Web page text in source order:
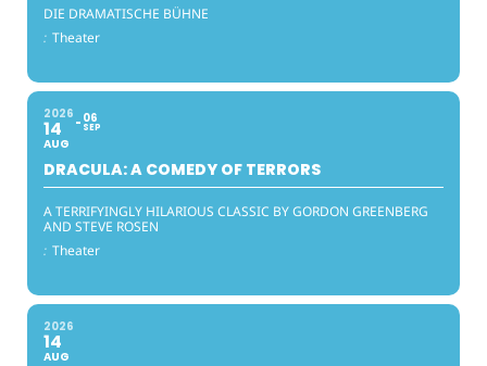
DIE DRAMATISCHE BÜHNE
: Theater
2026
14
AUG
06
SEP
DRACULA: A COMEDY OF TERRORS
A TERRIFYINGLY HILARIOUS CLASSIC BY GORDON GREENBERG
AND STEVE ROSEN
: Theater
2026
14
AUG